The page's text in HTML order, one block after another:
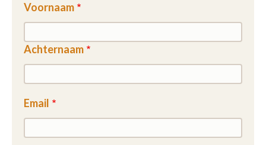
Voornaam
Achternaam
Email